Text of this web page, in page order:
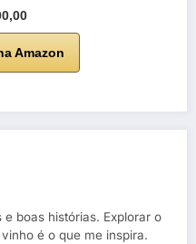
Amazon
boas histórias. Explorar o
é o que me inspira.